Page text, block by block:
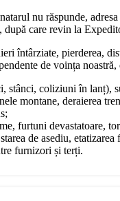
nu răspunde,
după care revin la
întârziate, pierderea,
de voința
stânci, coliziuni în lanț),
montane, deraierea
furtuni devastatoare,
de asediu,
furnizori și terți.